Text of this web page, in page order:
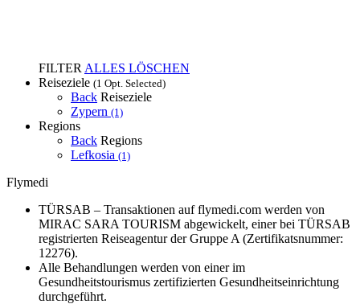
FILTER ALLES LÖSCHEN
Reiseziele (1 Opt. Selected)
Back Reiseziele
Zypern (1)
Regions
Back Regions
Lefkosia (1)
Flymedi
TÜRSAB – Transaktionen auf flymedi.com werden von
MIRAC SARA TOURISM abgewickelt, einer bei TÜRSAB
registrierten Reiseagentur der Gruppe A (Zertifikatsnummer:
12276).
Alle Behandlungen werden von einer im
Gesundheitstourismus zertifizierten Gesundheitseinrichtung
durchgeführt.